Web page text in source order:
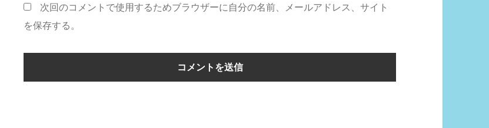
次回のコメントで使用するためブラウザーに自分の名前、メールアドレス、サイト
を保存する。